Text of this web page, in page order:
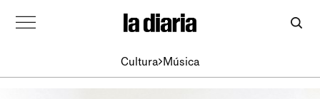
Cultura Música